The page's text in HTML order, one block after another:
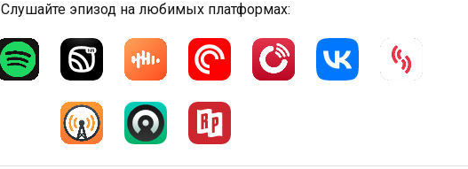
Слушайте эпизод на любимых платформах: